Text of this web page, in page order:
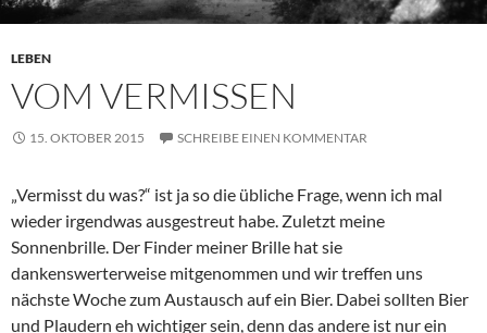
LEBEN
VOM VERMISSEN
15. OKTOBER 2015 SCHREIBE EINEN KOMMENTAR
„Vermisst du was?“ ist ja so die übliche Frage, wenn ich mal
wieder irgendwas ausgestreut habe. Zuletzt meine
Sonnenbrille. Der Finder meiner Brille hat sie
dankenswerterweise mitgenommen und wir treffen uns
nächste Woche zum Austausch auf ein Bier. Dabei sollten Bier
und Plaudern eh wichtiger sein, denn das andere ist nur ein